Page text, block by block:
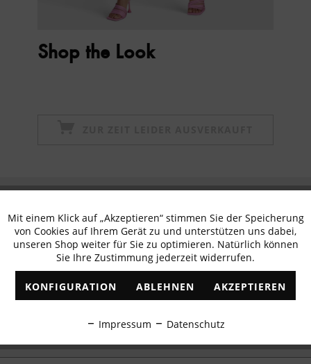
Shop the Look
erhalten
✓ Exklusive Angebote ✓ Die aktuellsten Trends
Funktionale Aktiv
Marketing Inaktiv
Tracking Inaktiv
Personalisierung Inaktiv
Mit einem Klick auf „Akzeptieren“ stimmen Sie der Speicherung
von Cookies auf Ihrem Gerät zu und unterstützen uns dabei,
unseren Shop weiter für Sie zu optimieren. Natürlich können
Sie Ihre Zustimmung jederzeit widerrufen.
KONFIGURATION ABLEHNEN AKZEPTIEREN
Impressum Datenschutz